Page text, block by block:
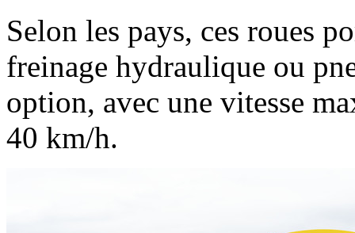
Selon les pays, ces roues
freinage hydraulique ou
option, avec une vitesse
40 km/h.